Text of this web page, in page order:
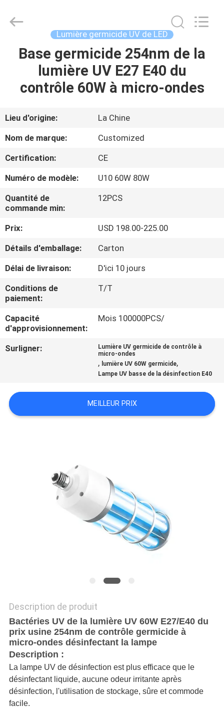
MAISON
PRODUITS
AU
SUJET
DE
VISITE
CONTRÔLE
DE
QUALITÉ
CONTACTEZ-
NOUS
DEMANDEZ
UNE
Syochi
Electronics
Reserved.
Lumière germicide UV de LED
Base germicide 254nm de la
lumière UV E27 E40 du
contrôle 60W à micro-ondes
Lieu d'origine:
La Chine
Nom de marque:
Customized
Certification:
CE
Numéro de modèle:
U10 60W 80W
Quantité de
commande min:
12PCS
Prix:
USD 198.00-225.00
Détails d'emballage:
Carton
Délai de livraison:
D'ici 10 jours
Conditions de
paiement:
T/T
Capacité
d'approvisionnement:
Mois 100000PCS/
Surligner:
Lumière UV germicide de contrôle à
micro-ondes
, lumière UV 60W germicide,
Lampe UV basse de la désinfection E40
MEILLEUR PRIX
Description de produit
Bactéries UV de la lumière UV 60W E27/E40 du
prix usine 254nm de contrôle germicide à
micro-ondes désinfectant la lampe
Description :
La lampe UV de désinfection est plus efficace que le
désinfectant liquide, aucune odeur irritante après
désinfection, l'utilisation de stockage, sûre et commode
facile.